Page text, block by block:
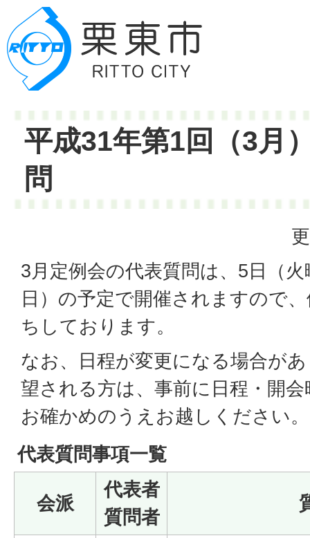
平成31年第1回（3月
問
3月定例会の代表質問は、5日（
日）の予定で開催されますので
ちしております。
なお、日程が変更になる場合が
望される方は、事前に日程・開
お確かめのうえお越しください。
代表質問事項一覧
会派
代表者
質問者